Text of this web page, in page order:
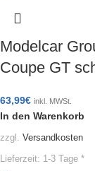
Modelcar
Coupe GT
63,99€ inkl. MWSt.
In den Warenkorb
zzgl. Versandkosten
Lieferzeit: 1-3 Tage *